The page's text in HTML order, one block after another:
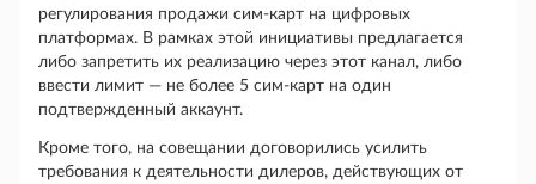
регулирования продажи сим-карт на цифровых
платформах. В рамках этой инициативы предлагается
либо запретить их реализацию через этот канал, либо
ввести лимит — не более 5 сим-карт на один
подтвержденный аккаунт.
Кроме того, на совещании договорились усилить
требования к деятельности дилеров, действующих от